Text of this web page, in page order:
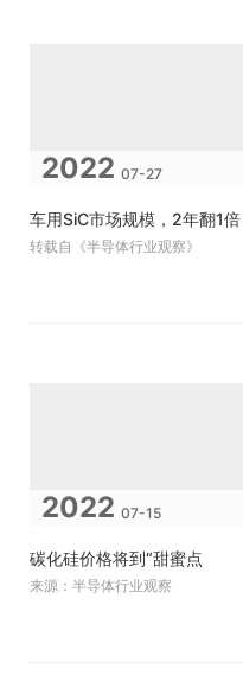
2022 07-27
车用SiC市场规模，2年翻1倍
转载自《半导体行业观察》
2022 07-15
碳化硅价格将到“甜蜜点
来源：半导体行业观察